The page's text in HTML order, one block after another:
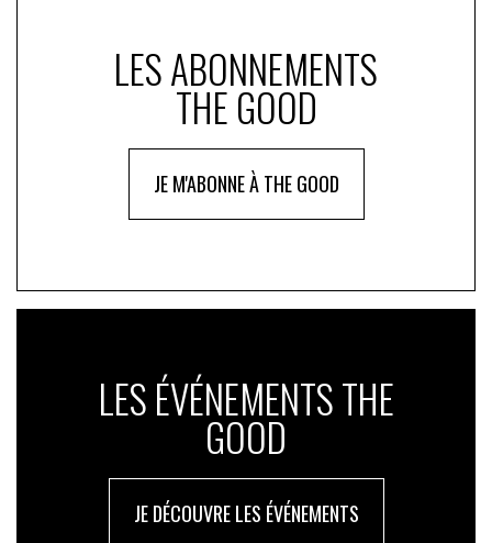
LES ABONNEMENTS
THE GOOD
JE M'ABONNE À THE GOOD
LES ÉVÉNEMENTS THE
GOOD
JE DÉCOUVRE LES ÉVÉNEMENTS